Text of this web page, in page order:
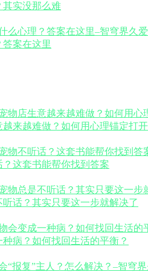
其实没那么难
案在这里
来越难做？如何用心理锚定打
这套书能帮你找到答案
话？其实只要这一步就解决了
病？如何找回生活的平衡？